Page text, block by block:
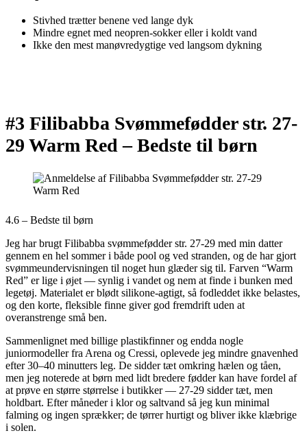
Stivhed trætter benene ved lange dyk
Mindre egnet med neopren-sokker eller i koldt vand
Ikke den mest manøvredygtige ved langsom dykning
#3 Filibabba Svømmefødder str. 27-
29 Warm Red –Bedste til børn
4.6 – Bedste til børn
Jeg har brugt Filibabba svømmefødder str. 27-29 med min datter
gennem en hel sommer i både pool og ved stranden, og de har gjort
svømmeundervisningen til noget hun glæder sig til. Farven “Warm
Red” er lige i øjet — synlig i vandet og nem at finde i bunken med
legetøj. Materialet er blødt silikone-agtigt, så fodleddet ikke belastes,
og den korte, fleksible finne giver god fremdrift uden at
overanstrenge små ben.
Sammenlignet med billige plastikfinner og endda nogle
juniormodeller fra Arena og Cressi, oplevede jeg mindre gnavenhed
efter 30–40 minutters leg. De sidder tæt omkring hælen og tåen,
men jeg noterede at børn med lidt bredere fødder kan have fordel af
at prøve en større størrelse i butikker — 27-29 sidder tæt, men
holdbart. Efter måneder i klor og saltvand så jeg kun minimal
falming og ingen sprækker; de tørrer hurtigt og bliver ikke klæbrige
i solen.